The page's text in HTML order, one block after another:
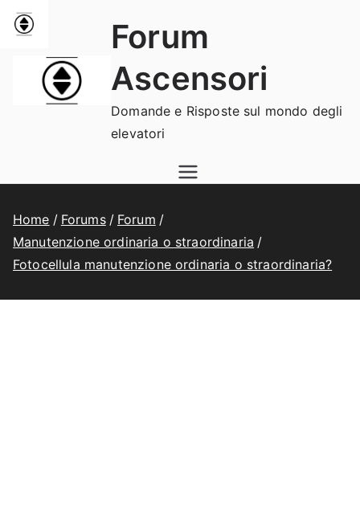
Vai
contenuto
Forum
Ascensori
Domande e Risposte sul mondo degli
elevatori
Home Forums
Forum
Manutenzione ordinaria o straordinaria
Fotocellula manutenzione ordinaria o straordinaria?